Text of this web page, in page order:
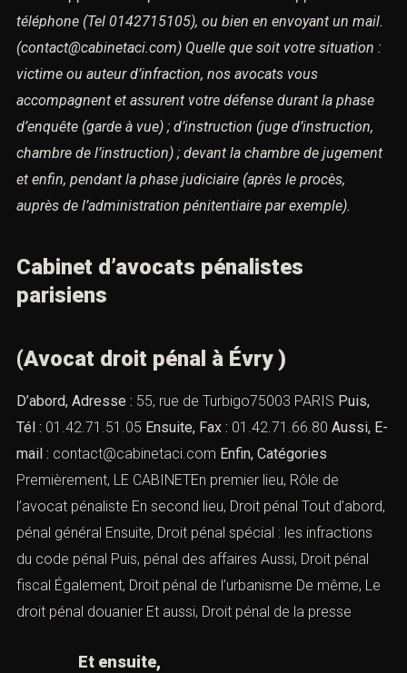
téléphone (Tel 0142715105), ou bien en envoyant un mail.
(contact@cabinetaci.com) Quelle que soit votre situation :
victime ou auteur d’infraction, nos avocats vous
accompagnent et assurent votre défense durant la phase
d’enquête (garde à vue) ; d’instruction (juge d’instruction,
chambre de l’instruction) ; devant la chambre de jugement
et enfin, pendant la phase judiciaire (après le procès,
auprès de l’administration pénitentiaire par exemple).
Cabinet d’avocats pénalistes
parisiens
(Avocat droit pénal à Évry )
D’abord, Adresse : 55, rue de Turbigo75003 PARIS Puis,
Tél : 01.42.71.51.05 Ensuite, Fax : 01.42.71.66.80 Aussi, E-
mail : contact@cabinetaci.com Enfin, Catégories
Premièrement, LE CABINETEn premier lieu, Rôle de
l’avocat pénaliste En second lieu, Droit pénal Tout d’abord,
pénal général Ensuite, Droit pénal spécial : les infractions
du code pénal Puis, pénal des affaires Aussi, Droit pénal
fiscal Également, Droit pénal de l’urbanisme De même, Le
droit pénal douanier Et aussi, Droit pénal de la presse
Et ensuite,